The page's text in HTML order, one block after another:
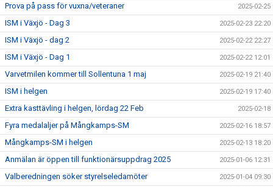
Prova på pass för vuxna/veteraner 2025-02-25
ISM i Växjö - Dag 3 2025-02-23 22:20
ISM i Växjö - dag 2 2025-02-22 22:27
ISM i Växjö - Dag 1 2025-02-22 12:01
Varvetmilen kommer till Sollentuna 1 maj 2025-02-19 21:40
ISM i helgen 2025-02-19 17:40
Extra kasttävling i helgen, lördag 22 Feb 2025-02-18
Fyra medalaljer på Mångkamps-SM 2025-02-16 18:57
Mångkamps-SM i helgen 2025-02-13 18:20
Anmälan är öppen till funktionärsuppdrag 2025 2025-01-06 12:31
Valberedningen söker styrelseledamöter 2025-01-04 09:30